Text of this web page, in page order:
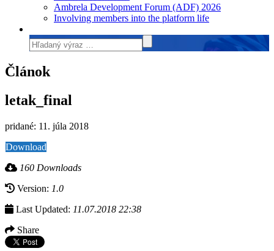
Ambrela Development Forum (ADF) 2026
Involving members into the platform life
Článok
letak_final
pridané: 11. júla 2018
Download
160 Downloads
Version: 1.0
Last Updated: 11.07.2018 22:38
Share